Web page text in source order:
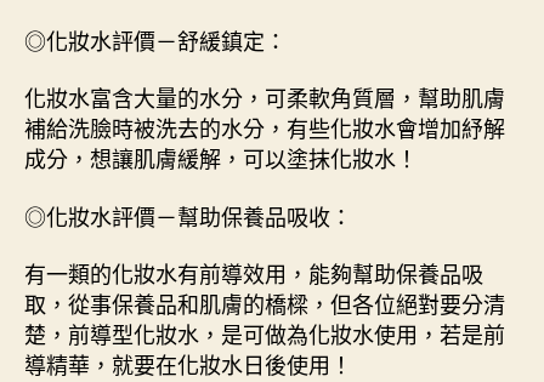
◎化妝水評價－舒緩鎮定：
化妝水富含大量的水分，可柔軟角質層，幫助肌膚
補給洗臉時被洗去的水分，有些化妝水會增加紓解
成分，想讓肌膚緩解，可以塗抹化妝水！
◎化妝水評價－幫助保養品吸收：
有一類的化妝水有前導效用，能夠幫助保養品吸
取，從事保養品和肌膚的橋樑，但各位絕對要分清
楚，前導型化妝水，是可做為化妝水使用，若是前
導精華，就要在化妝水日後使用！